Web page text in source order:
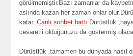
görülmemiştir.Bazı zamanlar da
aslında kazan her zaman onlar
katar. Canlı sohbet hattı Dürüstlük
cesaretli olduğunuzu da göstermiş
Dürüstlük ,tamamen bu dünyada nasıl